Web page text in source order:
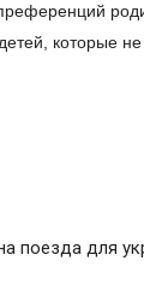
которые
поезда для